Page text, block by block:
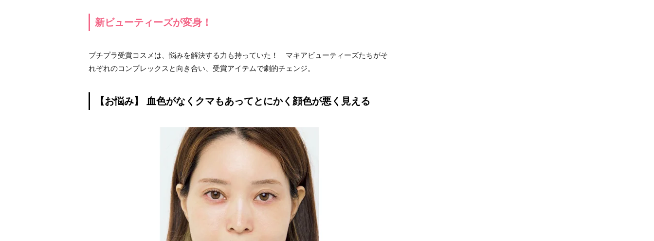
新ビューティーズが変身！
プチプラ受賞コスメは、悩みを解決する力も持っていた！ マキアビューティーズたちがそ
れぞれのコンプレックスと向き合い、受賞アイテムで劇的チェンジ。
【お悩み】 血色がなくクマもあってとにかく顔色が悪く見える